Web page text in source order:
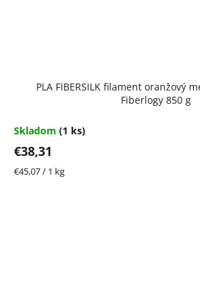
PLA FIBERSILK filament oranžový
Fiberlogy 850 g
Skladom (1 ks)
€38,31
Jednotková
€45,07 / 1 kg